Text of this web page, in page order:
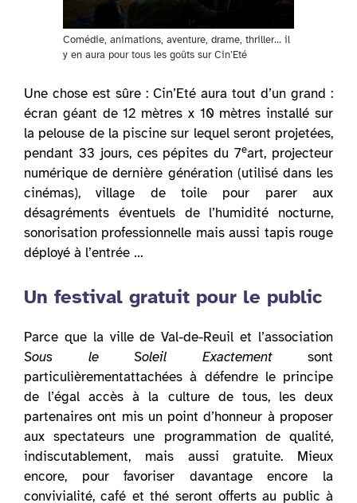
Comédie, animations, aventure, drame, thriller… il
y en aura pour tous les goûts sur Cin’Eté
Une chose est sûre : Cin’Eté aura tout d’un grand :
écran géant de 12 mètres x 10 mètres installé sur
la pelouse de la piscine sur lequel seront projetées,
pendant 33 jours, ces pépites du 7eart, projecteur
numérique de dernière génération (utilisé dans les
cinémas), village de toile pour parer aux
désagréments éventuels de l’humidité nocturne,
sonorisation professionnelle mais aussi tapis rouge
déployé à l’entrée …
Un festival gratuit pour le public
Parce que la ville de Val-de-Reuil et l’association
Sous le Soleil Exactement sont
particulièrementattachées à défendre le principe
de l’égal accès à la culture de tous, les deux
partenaires ont mis un point d’honneur à proposer
aux spectateurs une programmation de qualité,
indiscutablement, mais aussi gratuite. Mieux
encore, pour favoriser davantage encore la
convivialité, café et thé seront offerts au public à